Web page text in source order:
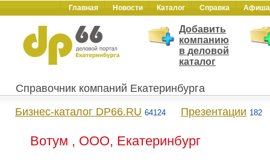
Главная Новости Каталог Справка Афиша
Добавить
компанию
в деловой
каталог
Справочник компаний Екатеринбурга
Бизнес-каталог DP66.RU 64124 Презентации 182
Вотум , ООО, Екатеринбург